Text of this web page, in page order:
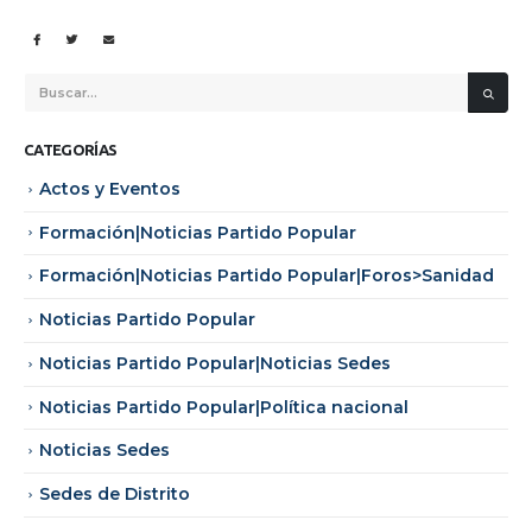
CATEGORÍAS
Actos y Eventos
Formación|Noticias Partido Popular
Formación|Noticias Partido Popular|Foros>Sanidad
Noticias Partido Popular
Noticias Partido Popular|Noticias Sedes
Noticias Partido Popular|Política nacional
Noticias Sedes
Sedes de Distrito